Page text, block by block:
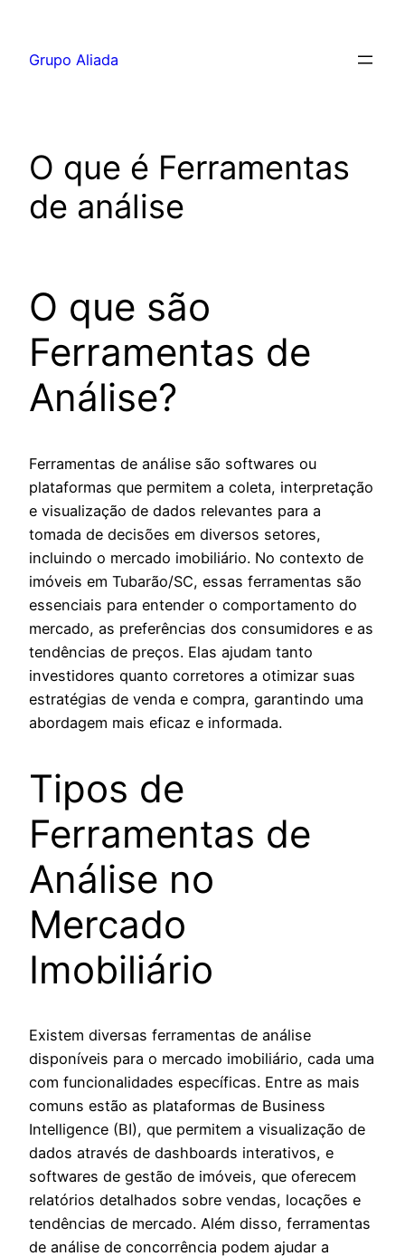
Grupo Aliada
O que é Ferramentas
de análise
O que são
Ferramentas de
Análise?
Ferramentas de análise são softwares ou
plataformas que permitem a coleta, interpretação
e visualização de dados relevantes para a
tomada de decisões em diversos setores,
incluindo o mercado imobiliário. No contexto de
imóveis em Tubarão/SC, essas ferramentas são
essenciais para entender o comportamento do
mercado, as preferências dos consumidores e as
tendências de preços. Elas ajudam tanto
investidores quanto corretores a otimizar suas
estratégias de venda e compra, garantindo uma
abordagem mais eficaz e informada.
Tipos de
Ferramentas de
Análise no
Mercado
Imobiliário
Existem diversas ferramentas de análise
disponíveis para o mercado imobiliário, cada uma
com funcionalidades específicas. Entre as mais
comuns estão as plataformas de Business
Intelligence (BI), que permitem a visualização de
dados através de dashboards interativos, e
softwares de gestão de imóveis, que oferecem
relatórios detalhados sobre vendas, locações e
tendências de mercado. Além disso, ferramentas
de análise de concorrência podem ajudar a